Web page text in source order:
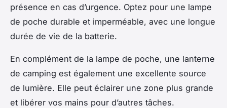
présence en cas d’urgence. Optez pour une lampe
de poche durable et imperméable, avec une longue
durée de vie de la batterie.
En complément de la lampe de poche, une lanterne
de camping est également une excellente source
de lumière. Elle peut éclairer une zone plus grande
et libérer vos mains pour d’autres tâches.